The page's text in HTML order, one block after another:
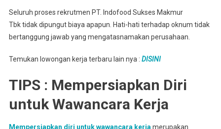
Seluruh proses rekrutmen PT. Indofood Sukses Makmur
Tbk tidak dipungut biaya apapun. Hati-hati terhadap oknum tidak
bertanggung jawab yang mengatasnamakan perusahaan.
Temukan lowongan kerja terbaru lain nya : DISINI
TIPS : Mempersiapkan Diri
untuk Wawancara Kerja
Mempersiapkan diri untuk wawancara kerja merupakan